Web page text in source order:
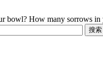
bowl? How many sorrows in